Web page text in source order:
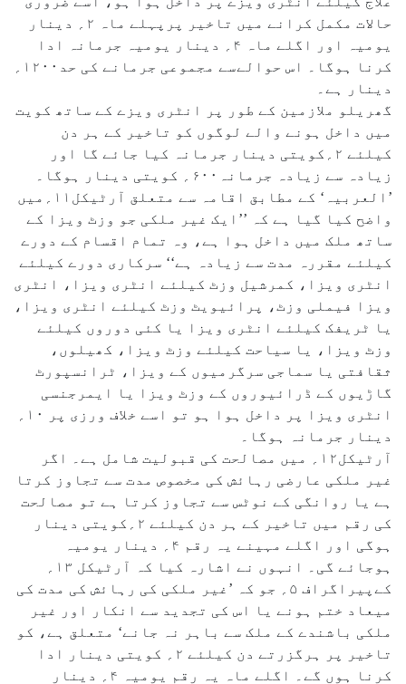
حالات مکمل کرانے میں تاخیر پرپہلے ماہ ۲؍ دینار
یومیہ اور اگلے ماہ ۴؍ دینار یومیہ جرمانہ ادا
دینار ہے۔
گھریلو ملازمین کے طور پر انٹری ویزے کے ساتھ کویت
میں داخل ہونے والے لوگوں کو تاخیر کے ہر دن
کیلئے ۲؍کویتی دینار جرمانہ کیا جائے گا اور
زیادہ سے زیادہ جرمانہ۶۰۰؍ کویتی دینار ہوگا۔
’العربیہ‘ کے مطابق اقامہ سے متعلق آرٹیکل۱۱؍میں
واضح کیا گیا ہے کہ ’’ایک غیر ملکی جو وزٹ ویزا کے
ساتھ ملک میں داخل ہوا ہے، وہ تمام اقسام کے دورے
کیلئے مقررہ مدت سے زیادہ ہے‘‘ سرکاری دورے کیلئے
انٹری ویزا، کمرشیل وزٹ کیلئے انٹری ویزا، انٹری
ویزا فیملی وزٹ، پرائیویٹ وزٹ کیلئے انٹری ویزا،
یا ٹریفک کیلئے انٹری ویزا یا کئی دوروں کیلئے
وزٹ ویزا، یا سیاحت کیلئے وزٹ ویزا، کھیلوں،
ثقافتی یا سماجی سرگرمیوں کے ویزا، ٹرانسپورٹ
گاڑیوں کے ڈرائیوروں کے وزٹ ویزا یا ایمرجنسی
دینار جرمانہ ہوگا۔
آرٹیکل۱۲؍ میں مصالحت کی قبولیت شامل ہے۔ اگر
غیر ملکی عارضی رہائش کی مخصوص مدت سے تجاوز کرتا
ہے یا روانگی کے نوٹس سے تجاوز کرتا ہے تو مصالحت
کی رقم میں تاخیر کے ہر دن کیلئے ۲؍کویتی دینار
ہوگی اور اگلے مہینے یہ رقم ۴؍ دینار یومیہ
کےپیراگراف ۵؍ جو کہ ’غیر ملکی کی رہائش کی مدت کی
میعاد ختم ہونے یا اس کی تجدید سے انکار اور غیر
ملکی باشندے کے ملک سے باہر نہ جانے‘ متعلق ہے، کو
تاخیر پر ہرگزرتے دن کیلئے ۲؍ کویتی دینار ادا
کرنا ہوں گے۔ اگلے ماہ یہ رقم یومیہ ۴؍ دینار